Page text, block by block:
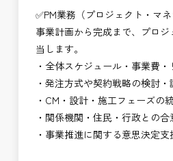
して活躍できる
・CM・設計・施工を統括す
目指せる
・年収1,200万円以上の高待遇
ア領域
→ 技術士としての価値を最
■勤務地について、ご希望の
ださい。
国土交通省、地方自治体
（東北地方、関東地方、中部
■発注者支援業務＜希望する
い。＞
・＜急募＞工事監督支援業
✅PM業務（プロジェクト・マネ
事業計画から完成まで、プロ
当します。
・全体スケジュール・事業費
・発注方式や契約戦略の検討・
・CM・設計・施工フェーズの
・関係機関・住民・行政との
・事業推進に関する意思決定